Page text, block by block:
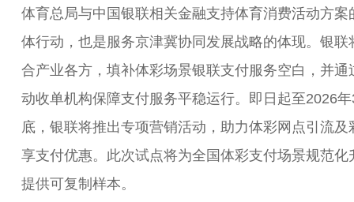
体育总局与中国银联相关金融支持体育消费活动方案
体行动，也是服务京津冀协同发展战略的体现。银联
合产业各方，填补体彩场景银联支付服务空白，并通
动收单机构保障支付服务平稳运行。即日起至2026
底，银联将推出专项营销活动，助力体彩网点引流及
享支付优惠。此次试点将为全国体彩支付场景规范化
提供可复制样本。